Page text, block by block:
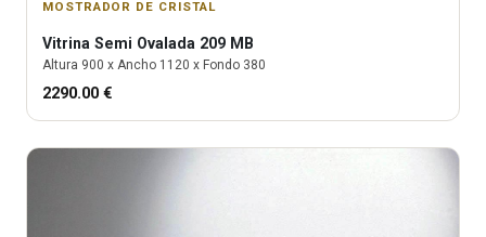
MOSTRADOR DE CRISTAL
Vitrina Semi Ovalada 209 MB
Altura 900 x Ancho 1120 x Fondo 380
2290.00 €